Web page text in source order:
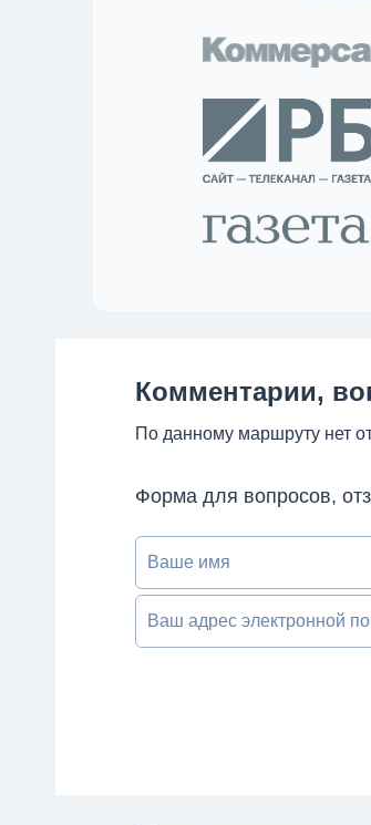
Комментарии,
По данному маршруту нет
Форма для вопросов,
Ваше имя
Ваш адрес электронной